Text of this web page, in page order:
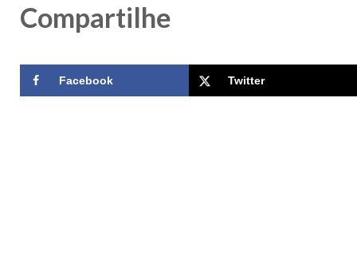
Compartilhe
Facebook Twitter